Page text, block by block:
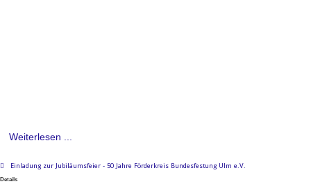
Weiterlesen ...
Einladung zur Jubiläumsfeier - 50 Jahre Förderkreis Bundesfestung Ulm e.V.
Details